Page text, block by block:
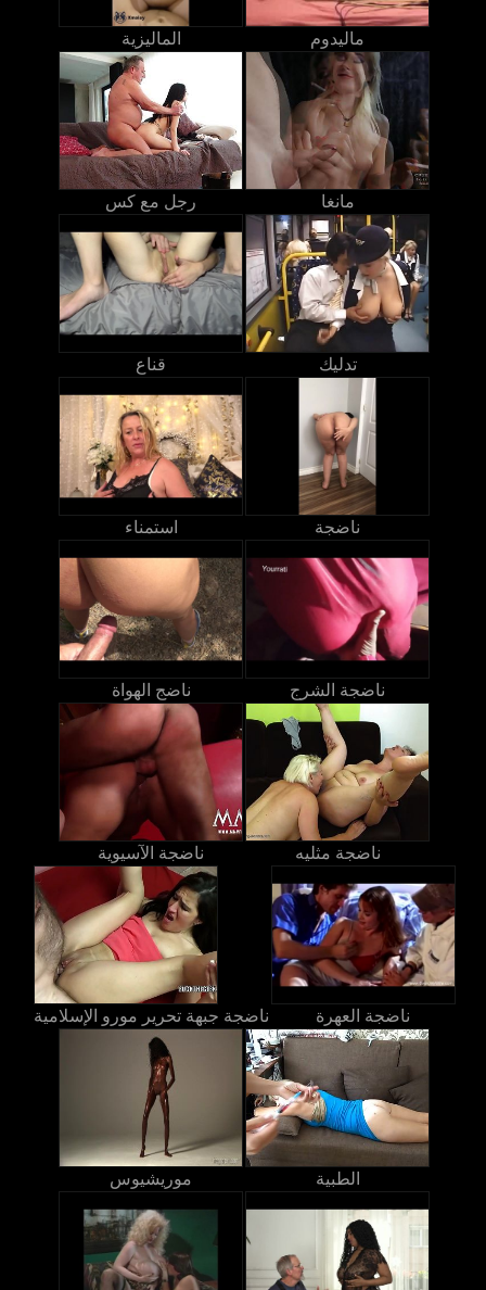
الماليزية ماليدوم
رجل مع كس مانغا
قناع تدليك
استمناء ناضجة
ناضج الهواة ناضجة الشرج
ناضجة الآسيوية ناضجة مثليه
ناضجة جبهة تحرير مورو الإسلامية ناضجة العهرة
موريشيوس الطبية